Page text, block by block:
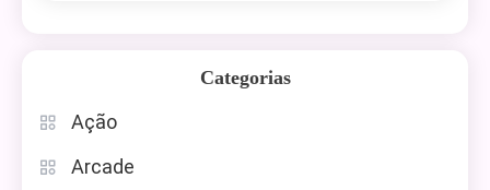
Categorias
Ação
Arcade